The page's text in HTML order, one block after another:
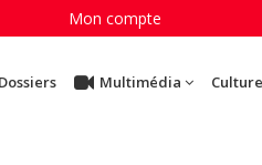
Mon compte
Multimédia Culture